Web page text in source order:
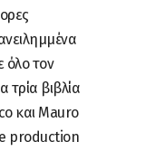
όλο τον
τρία βιβλία
και Mauro
production